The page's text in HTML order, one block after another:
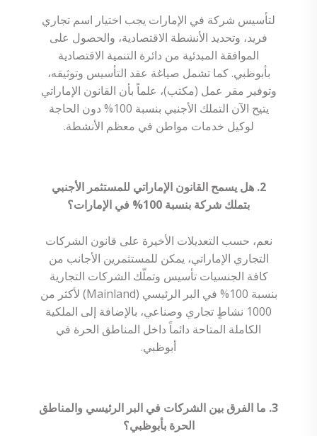
لتأسيس شركة في الإمارات يجب اختيار اسم تجاري
فريد، وتحديد الأنشطة الاقتصادية، والحصول على
الموافقة المبدئية من دائرة التنمية الاقتصادية
بأبوظبي. كما تشمل صياغة عقد التأسيس وتوثيقه،
وتوفير مقر عمل (مكتب)، علماً بأن القانون الإماراتي
يتيح الآن التملك الأجنبي بنسبة 100% دون الحاجة
لوكيل خدمات مواطن في معظم الأنشطة.
2. هل يسمح القانون الإماراتي للمستثمر الأجنبي
بتملك شركة بنسبة 100% في الإمارات؟
نعم، حسب التعديلات الأخيرة على قانون الشركات
التجاري الإماراتي، يمكن للمستثمرين الأجانب من
كافة الجنسيات تأسيس وتملّك الشركات التجارية
بنسبة 100% في البر الرئيسي (Mainland) لأكثر من
1000 نشاطٍ تجاري وصناعي، بالإضافة إلى الملكية
الكاملة المتاحة دائماً داخل المناطق الحرة في
أبوظبي.
3. ما الفرق بين الشركات في البر الرئيسي والمناطق
الحرة بأبوظبي؟